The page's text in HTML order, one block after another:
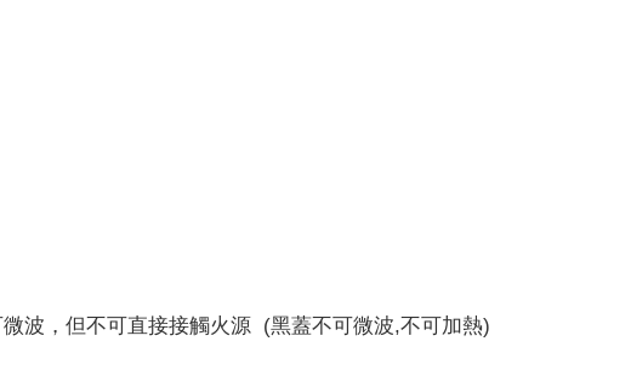
波，但不可直接接觸火源 (黑蓋不可微波,不可加熱)